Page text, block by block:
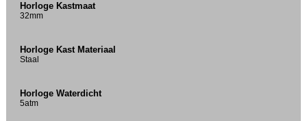
Horloge Kastmaat
32mm
Horloge Kast Materiaal
Staal
Horloge Waterdicht
5atm